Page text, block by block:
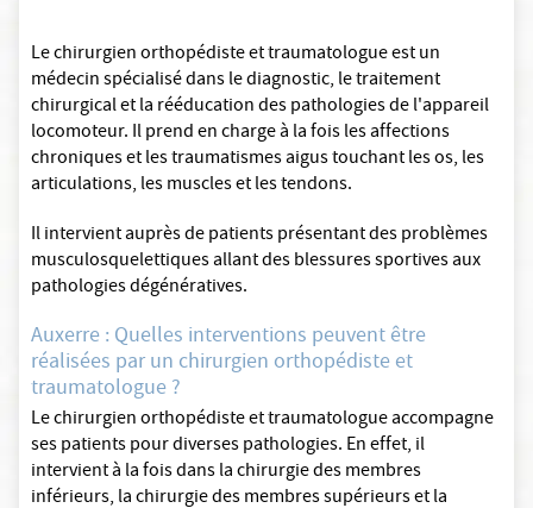
Le chirurgien orthopédiste et traumatologue est un
médecin spécialisé dans le diagnostic, le traitement
chirurgical et la rééducation des pathologies de l'appareil
locomoteur. Il prend en charge à la fois les affections
chroniques et les traumatismes aigus touchant les os, les
articulations, les muscles et les tendons.
Il intervient auprès de patients présentant des problèmes
musculosquelettiques allant des blessures sportives aux
pathologies dégénératives.
Auxerre : Quelles interventions peuvent être
réalisées par un chirurgien orthopédiste et
traumatologue ?
Le chirurgien orthopédiste et traumatologue accompagne
ses patients pour diverses pathologies. En effet, il
intervient à la fois dans la chirurgie des membres
inférieurs, la chirurgie des membres supérieurs et la